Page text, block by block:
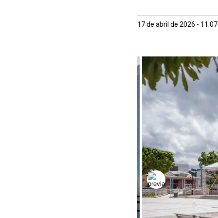
17 de abril de 2026 -